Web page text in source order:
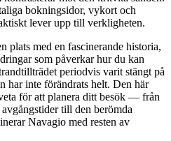
bokningsidor, vykort och
lever upp till verkligheten.
plats med en fascinerande historia,
som påverkar hur du kan
periodvis varit stängt på
har inte förändrats helt. Den här
för att planera ditt besök — från
till den berömda
Navagio med resten av